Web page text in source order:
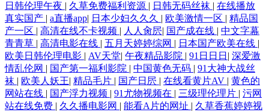
日韩伦理午夜 | 久草免费福利资源 | 日韩无码丝袜 | 在线播放
真实国产 | a直播app| 日本少妇久久久 | 欧美激情一区 | 精品国
产一区 | 高清在线不卡视频 | 人人肏屄| 国产成在线 | 中文字幕
青青草 | 高清电影在线 | 五月天婷婷综网 | 日本国产欧美在线 |
欧美日韩伦理电影 | AV天堂| 午夜精品影院 | 91日日日 | 深爱激
情乱伦网 | 国产第一福利影院 | 中国黄色无码 | 91大神大战丝
袜 | 欧美人妖王| 精品毛片 | 国产日屄 | 在线看黄片AV | 黄色的
网站在线 | 国产浮力视频 | 91尤物视频在 | 三级理伦理片 | 污网
站在线免费 | 久久播电影网 | 能看A片的网址 | 久草香蕉婷婷视